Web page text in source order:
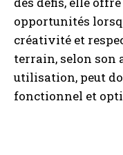
opportunités
créativité et
terrain, selon son
utilisation, peut
fonctionnel et